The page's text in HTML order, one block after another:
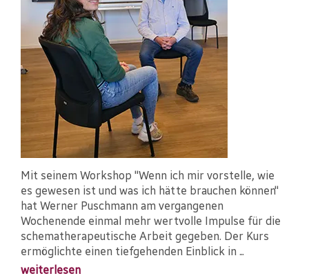
Mit seinem Workshop "Wenn ich mir vorstelle, wie
es gewesen ist und was ich hätte brauchen können"
hat Werner Puschmann am vergangenen
Wochenende einmal mehr wertvolle Impulse für die
schematherapeutische Arbeit gegeben. Der Kurs
ermöglichte einen tiefgehenden Einblick in ...
weiterlesen